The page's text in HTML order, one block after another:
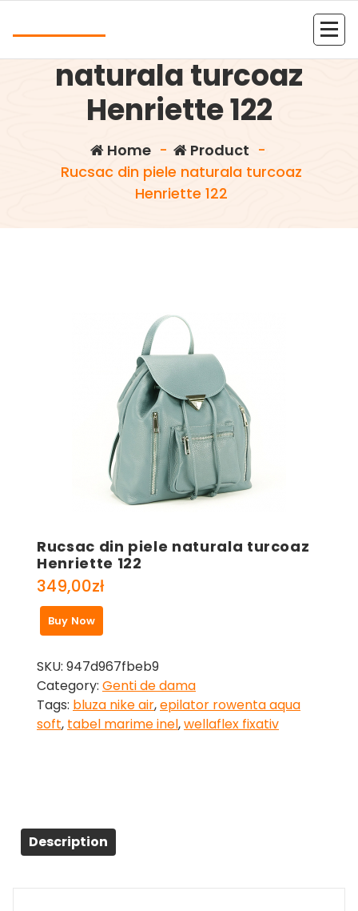
Rucsac din piele
naturala turcoaz
Henriette 122
Home- Product -
Rucsac din piele naturala turcoaz
Henriette 122
Rucsac din piele naturala turcoaz
Henriette 122
349,00zł
Buy Now
SKU: 947d967fbeb9
Category: Genti de dama
Tags: bluza nike air,epilator rowenta aqua
soft, tabel marime inel,wellaflex fixativ
Description